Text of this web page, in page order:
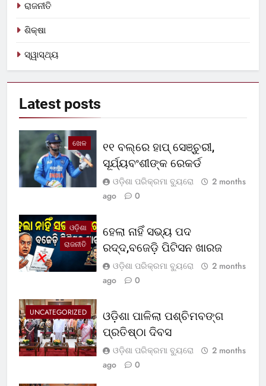
ରାଜନୀତି
ଶିକ୍ଷା
ସ୍ୱାସ୍ଥ୍ୟ
Latest posts
ଖେଳ
୧୧ ବଲ୍‌ରେ ହାପ୍ ସେଞ୍ଚୁରୀ,
ସୂର୍ଯ୍ୟବଂଶୀଙ୍କ ରେକର୍ଡ
ଓଡ଼ିଶା ପରିକ୍ରମା ବ୍ୟୁରୋ
2 months
ago
0
ଓଡ଼ିଶା
ରାଜନୀତି
ହେଲା ନାହିଁ ସଭ୍ୟ ପଦ
ରଦ୍ଦ,ବଜେଡ଼ି ପିଟିସନ ଖାରଜ
ଓଡ଼ିଶା ପରିକ୍ରମା ବ୍ୟୁରୋ
2 months
ago
0
UNCATEGORIZED
ଓଡ଼ିଶା ପାଳିଲା ପଶ୍ଚିମବଙ୍ଗ
ପ୍ରତିଷ୍ଠା ଦିବସ
ଓଡ଼ିଶା ପରିକ୍ରମା ବ୍ୟୁରୋ
2 months
ago
0